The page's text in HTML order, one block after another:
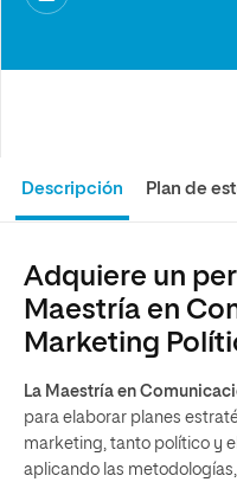
Descripción Plan de
Adquiere un
Maestría en
Marketing
La Maestría en
para elaborar planes
marketing, tanto político y
aplicando las